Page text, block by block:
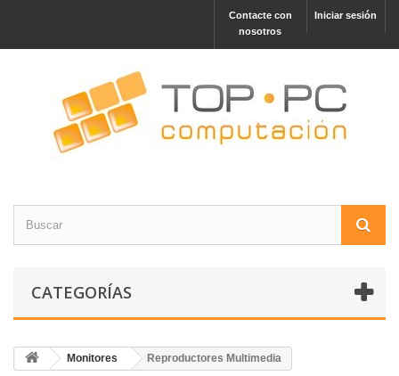
Iniciar sesión
Contacte con
nosotros
CATEGORÍAS
Monitores Reproductores Multimedia